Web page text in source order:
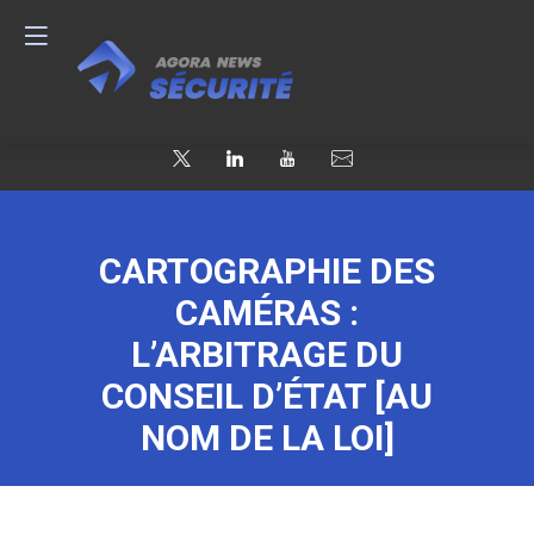
CARTOGRAPHIE DES
CAMÉRAS :
L’ARBITRAGE DU
CONSEIL D’ÉTAT [AU
NOM DE LA LOI]